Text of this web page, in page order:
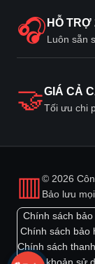
🎧 HỖ TRỢ
Luôn sẵn
🤝GIÁ CẢ
Tối ưu chi
▥© 2026
Bảo lưu
Chính sách bảo
Chính sách bảo
Chính sách